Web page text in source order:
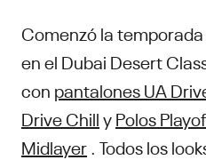
Comenzó la
en el Dubai Desert
con pantalones UA
Drive ChillyPolos
Midlayer . Todos los